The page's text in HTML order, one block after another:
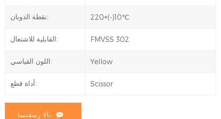
نقطة الذوبان: 220+(-)10℃
القابلية للاشتعال: FMVSS 302
اللون القياسي: Yellow
أداة قطع: Scissor
نآلا رسفتسا